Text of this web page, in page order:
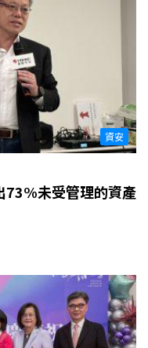
資安
73%未受管理的資產